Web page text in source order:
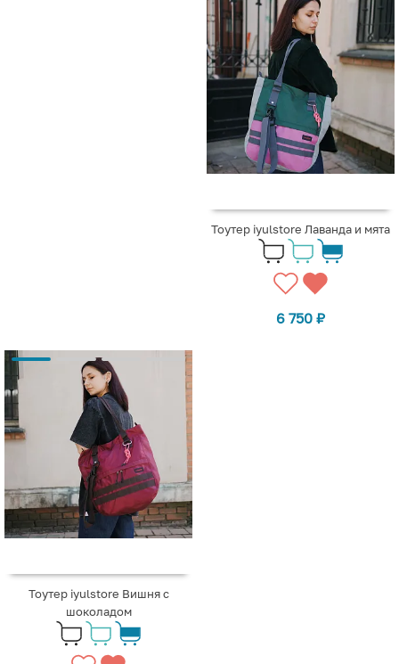
Тоутер iyulstore Лаванда и мята
6 750 ₽
Тоутер iyulstore Вишня с
шоколадом